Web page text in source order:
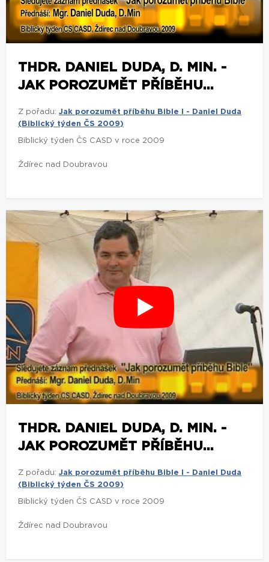
THDR. DANIEL DUDA, D. MIN. -
JAK POROZUMĚT PŘÍBĚHU...
Z pořadu: Jak porozumět příběhu Bible I - Daniel Duda
(Biblický týden ČS 2009)
Biblický týden ČS CASD v roce 2009
Ždírec nad Doubravou
THDR. DANIEL DUDA, D. MIN. -
JAK POROZUMĚT PŘÍBĚHU...
Z pořadu: Jak porozumět příběhu Bible I - Daniel Duda
(Biblický týden ČS 2009)
Biblický týden ČS CASD v roce 2009
Ždírec nad Doubravou